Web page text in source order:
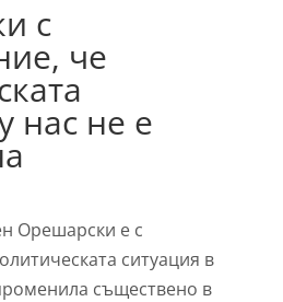
с
че
нас не е
Орешарски е с
ситуация в
съществено в